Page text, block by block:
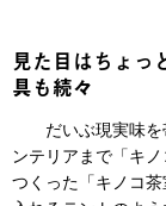
見た目はちょっ
具も続々
だいぶ現実味を
ンテリアまで「キ
つくった「キノコ